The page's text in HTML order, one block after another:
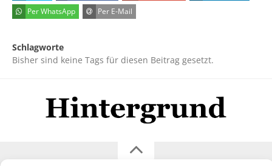
Per WhatsApp
Per E-Mail
Schlagworte
Bisher sind keine Tags für diesen Beitrag gesetzt.